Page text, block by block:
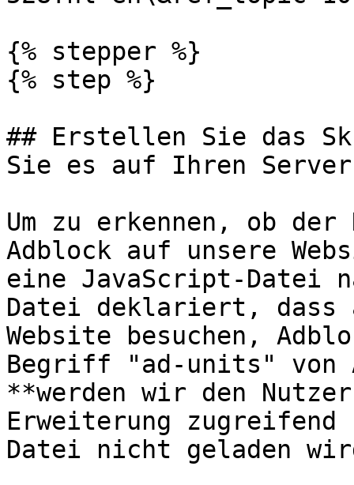
{% stepper %}
{% step %}
## Erstellen Sie das
Sie es auf Ihren Server
Um zu erkennen, ob
Adblock auf unsere
eine JavaScript-Datei
Datei deklariert,
Website besuchen,
Begriff "ad-units" von
**werden wir den
Erweiterung zugreifend
Datei nicht geladen